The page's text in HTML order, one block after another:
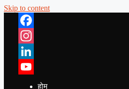
Skip to content
Facebook
Instagram
LinkedIn
YouTube
होम